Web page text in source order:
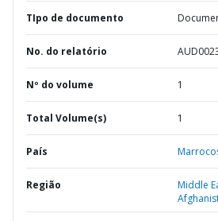
TIpo de documento
No. do relatório
Nº do volume 1
Total Volume(s) 1
País
Região
Middle